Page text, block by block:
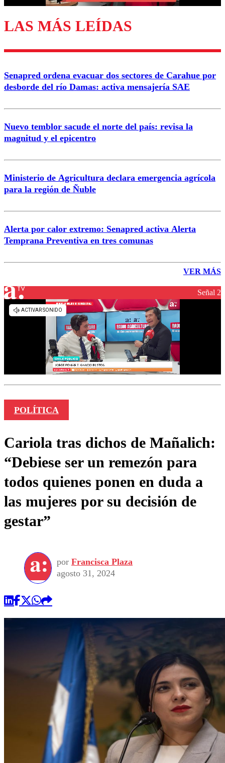
Enviar comentario
LAS MÁS LEÍDAS
Senapred ordena evacuar dos sectores de Carahue por
desborde del río Damas: activa mensajería SAE
Nuevo temblor sacude el norte del país: revisa la
magnitud y el epicentro
Ministerio de Agricultura declara emergencia agrícola
para la región de Ñuble
Alerta por calor extremo: Senapred activa Alerta
Temprana Preventiva en tres comunas
VER MÁS
Señal 2
POLÍTICA
Cariola tras dichos de Mañalich:
“Debiese ser un remezón para
todos quienes ponen en duda a
las mujeres por su decisión de
gestar”
por Francisca Plaza
agosto 31, 2024